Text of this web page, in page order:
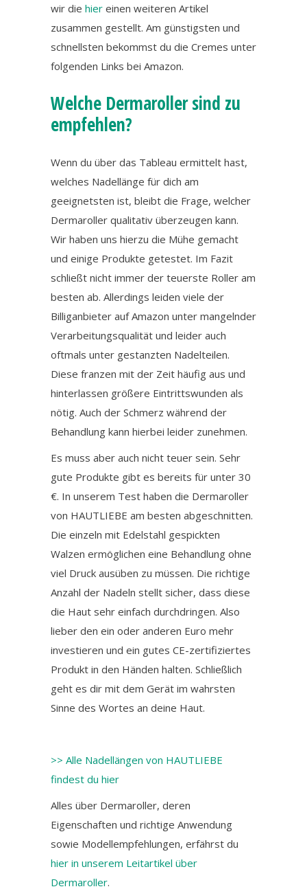
wir die hier einen weiteren Artikel
zusammen gestellt. Am günstigsten und
schnellsten bekommst du die Cremes unter
folgenden Links bei Amazon.
Welche Dermaroller sind zu
empfehlen?
Wenn du über das Tableau ermittelt hast,
welches Nadellänge für dich am
geeignetsten ist, bleibt die Frage, welcher
Dermaroller qualitativ überzeugen kann.
Wir haben uns hierzu die Mühe gemacht
und einige Produkte getestet. Im Fazit
schließt nicht immer der teuerste Roller am
besten ab. Allerdings leiden viele der
Billiganbieter auf Amazon unter mangelnder
Verarbeitungsqualität und leider auch
oftmals unter gestanzten Nadelteilen.
Diese franzen mit der Zeit häufig aus und
hinterlassen größere Eintrittswunden als
nötig. Auch der Schmerz während der
Behandlung kann hierbei leider zunehmen.
Es muss aber auch nicht teuer sein. Sehr
gute Produkte gibt es bereits für unter 30
€. In unserem Test haben die Dermaroller
von HAUTLIEBE am besten abgeschnitten.
Die einzeln mit Edelstahl gespickten
Walzen ermöglichen eine Behandlung ohne
viel Druck ausüben zu müssen. Die richtige
Anzahl der Nadeln stellt sicher, dass diese
die Haut sehr einfach durchdringen. Also
lieber den ein oder anderen Euro mehr
investieren und ein gutes CE-zertifiziertes
Produkt in den Händen halten. Schließlich
geht es dir mit dem Gerät im wahrsten
Sinne des Wortes an deine Haut.
>> Alle Nadellängen von HAUTLIEBE
findest du hier
Alles über Dermaroller, deren
Eigenschaften und richtige Anwendung
sowie Modellempfehlungen, erfährst du
hier in unserem Leitartikel über
Dermaroller.